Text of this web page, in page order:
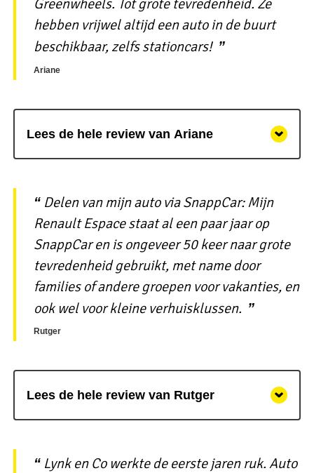
Greenwheels. Tot grote tevredenheid. Ze
hebben vrijwel altijd een auto in de buurt
beschikbaar, zelfs stationcars!
Ariane
Lees de hele review van Ariane
Delen van mijn auto via SnappCar: Mijn
Renault Espace staat al een paar jaar op
SnappCar en is ongeveer 50 keer naar grote
tevredenheid gebruikt, met name door
families of andere groepen voor vakanties, en
ook wel voor kleine verhuisklussen.
Rutger
Lees de hele review van Rutger
Lynk en Co werkte de eerste jaren ruk. Auto